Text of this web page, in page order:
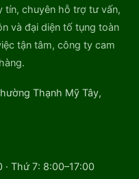
tín, chuyên hỗ trợ tư vấn,
và đại diện tố tụng toàn
tận tâm, công ty cam
Thạnh Mỹ Tây,
Thứ 7: 8:00–17:00